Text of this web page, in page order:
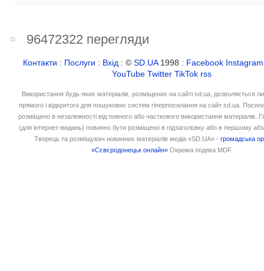
96472322 перегляди
Контакти : Послуги : Вхід : ©SD.UA1998 : Facebook Instagram
YouTube Twitter TikTok rss
Використання будь-яких матеріалів, розміщених на сайті sd.ua, дозволяється
прямого і відкритого для пошукових систем гіперпосилання на сайт sd.ua.
розміщено в незалежності від повного або часткового використання матеріалів.
(для інтернет-видань) повинно бути розміщено в підзаголовку або в першому
Творець та розміщувач новинних матеріалів медіа «SD.UA» -громадська
«Сєвєродонецьк онлайн» Окрема подяка MDF.